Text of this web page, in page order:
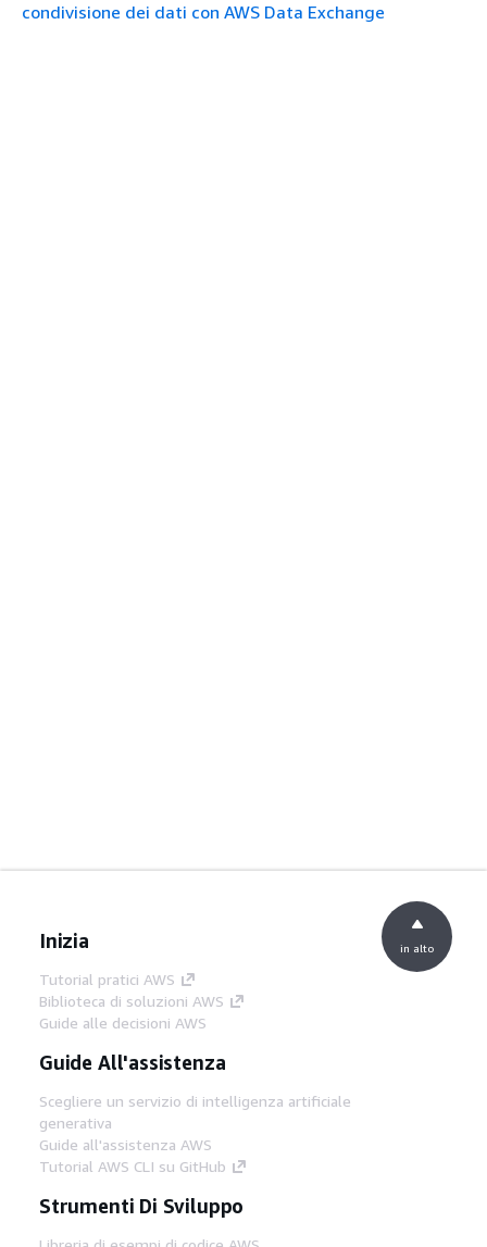
condivisione dei dati con AWS Data Exchange
Inizia
Tutorial pratici AWS
Biblioteca di soluzioni AWS
Guide alle decisioni AWS
Guide All'assistenza
Scegliere un servizio di intelligenza artificiale
generativa
Guide all'assistenza AWS
Tutorial AWS CLI su GitHub
Strumenti Di Sviluppo
in alto